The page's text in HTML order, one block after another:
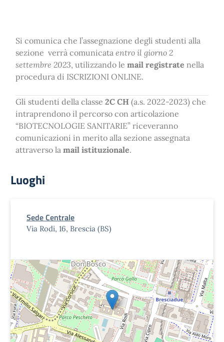
Si comunica che l’assegnazione degli studenti alla
sezione verrà comunicata entro il giorno 2
settembre 2023, utilizzando le mail registrate nella
procedura di ISCRIZIONI ONLINE.
Gli studenti della classe 2C CH (a.s. 2022-2023) che
intraprendono il percorso con articolazione
“BIOTECNOLOGIE SANITARIE” riceveranno
comunicazioni in merito alla sezione assegnata
attraverso la mail istituzionale.
Luoghi
Sede Centrale
Via Rodi, 16, Brescia (BS)